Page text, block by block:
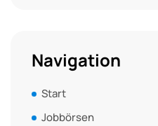
Navigation
Start
Jobbörsen